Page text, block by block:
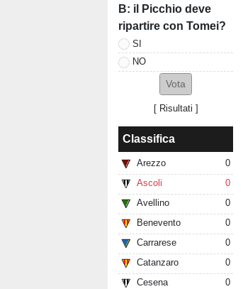
B: il Picchio deve
ripartire con Tomei?
SI
NO
[ Risultati ]
Classifica
Arezzo
0
Ascoli
0
Avellino
0
Benevento
0
Carrarese
0
Catanzaro
0
Cesena
0